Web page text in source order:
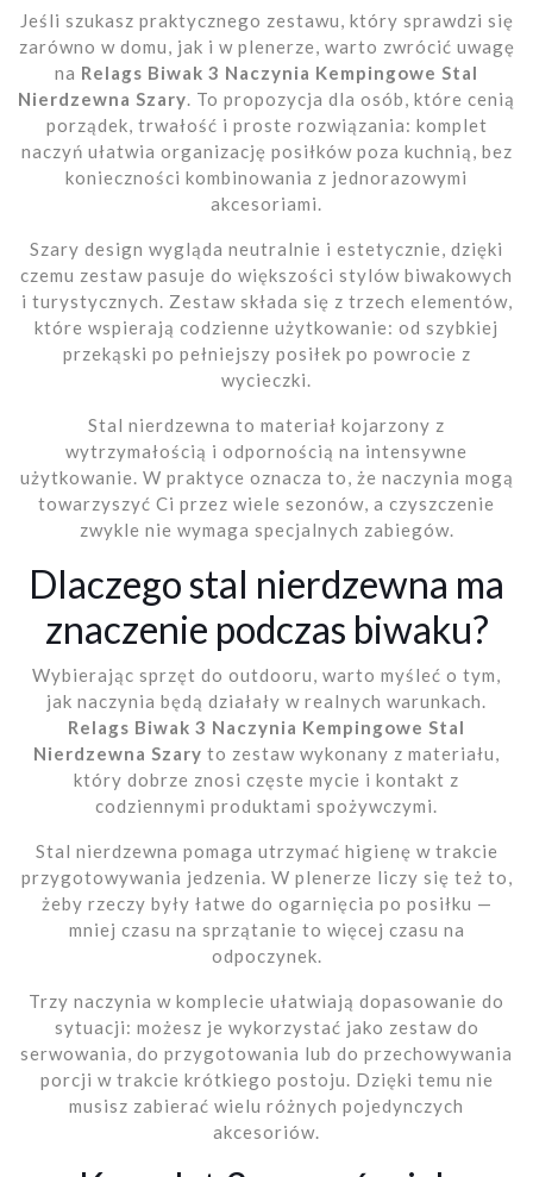
Jeśli szukasz praktycznego zestawu, który sprawdzi się
zarówno w domu, jak i w plenerze, warto zwrócić uwagę
na Relags Biwak 3 Naczynia Kempingowe Stal
Nierdzewna Szary. To propozycja dla osób, które cenią
porządek, trwałość i proste rozwiązania: komplet
naczyń ułatwia organizację posiłków poza kuchnią, bez
konieczności kombinowania z jednorazowymi
akcesoriami.
Szary design wygląda neutralnie i estetycznie, dzięki
czemu zestaw pasuje do większości stylów biwakowych
i turystycznych. Zestaw składa się z trzech elementów,
które wspierają codzienne użytkowanie: od szybkiej
przekąski po pełniejszy posiłek po powrocie z
wycieczki.
Stal nierdzewna to materiał kojarzony z
wytrzymałością i odpornością na intensywne
użytkowanie. W praktyce oznacza to, że naczynia mogą
towarzyszyć Ci przez wiele sezonów, a czyszczenie
zwykle nie wymaga specjalnych zabiegów.
Dlaczego stal nierdzewna ma
znaczenie podczas biwaku?
Wybierając sprzęt do outdooru, warto myśleć o tym,
jak naczynia będą działały w realnych warunkach.
Relags Biwak 3 Naczynia Kempingowe Stal
Nierdzewna Szary to zestaw wykonany z materiału,
który dobrze znosi częste mycie i kontakt z
codziennymi produktami spożywczymi.
Stal nierdzewna pomaga utrzymać higienę w trakcie
przygotowywania jedzenia. W plenerze liczy się też to,
żeby rzeczy były łatwe do ogarnięcia po posiłku —
mniej czasu na sprzątanie to więcej czasu na
odpoczynek.
Trzy naczynia w komplecie ułatwiają dopasowanie do
sytuacji: możesz je wykorzystać jako zestaw do
serwowania, do przygotowania lub do przechowywania
porcji w trakcie krótkiego postoju. Dzięki temu nie
musisz zabierać wielu różnych pojedynczych
akcesoriów.